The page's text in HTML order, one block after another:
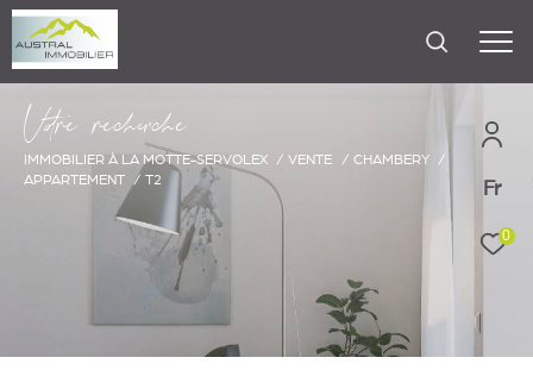
Fr
0
Vore recece
IMMOBILIER À LA MOTTE-SERVOLEX VENTE
CHAMBERY
APPARTEMENT
T2